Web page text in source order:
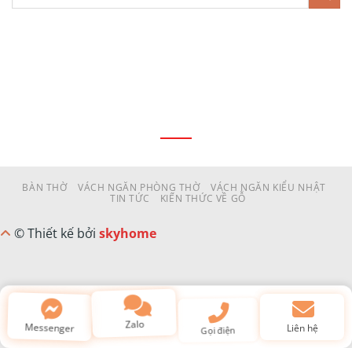
BÀN THỜ VÁCH NGĂN PHÒNG THỜ
VÁCH NGĂN KIỂU NHẬT
TIN TỨC
KIẾN THỨC VỀ GỖ
Messenger Zalo Gọi điện Liên hệ
© Thiết kế bởi skyhome